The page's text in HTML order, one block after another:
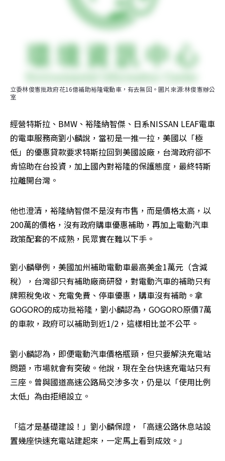
立委林俊憲批政府花16億補助裕隆電動車，有去無回。圖片來源:林俊憲辦公
室
經營特斯拉、BMW、裕隆納智傑、日系NISSAN LEAF電車
的電車服務商劉小麟說，當初是一推一拉，美國以「極
低」的優惠貸款要求特斯拉回到美國設廠，台灣政府卻不
肯協助在台投資，加上國內對裕隆的保護態度，最終特斯
拉離開台灣。
他也澄清，裕隆納智傑不是沒有市售，而是價格太高，以
200萬的價格，沒有政府購車優惠補助，再加上電動汽車
政策配套的不成熟，民眾實在難以下手。
劉小麟舉例，美國加州補助電動車最高美金1萬元（含減
稅），台灣卻只有補助廠商研發，對電動汽車的補助只有
牌照稅免收、充電免費、停車優惠，購車沒有補助。拿
GOGORO的成功批裕隆，劉小麟認為，GOGORO原價7萬
的車款，政府可以補助到近1/2，這樣相比並不公平。
劉小麟認為，即便電動汽車價格瓶頸，但只要解決充電站
問題，市場就會有突破。他說，現在全台快速充電站只有
三座。曾與國道高速公路局交涉多次，仍是以「使用比例
太低」為由拒絕設立。
「這才是基礎建設！」劉小麟保證，「高速公路休息站設
置幾座快速充電站建起來，一定馬上看到成效。」